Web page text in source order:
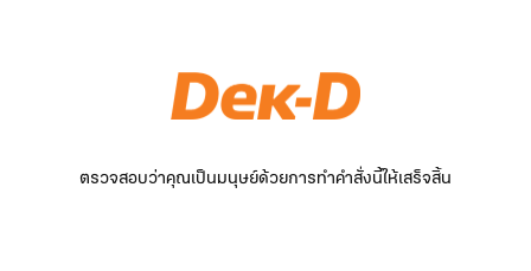
ตรวจสอบว่าคุณเป็นมนุษย์ด้วยการทำคำสั่งนี้ให้เสร็จสิ้น